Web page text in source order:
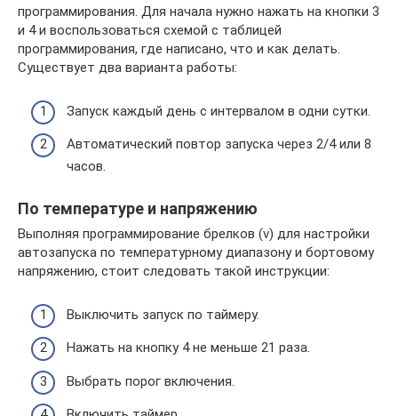
программирования. Для начала нужно нажать на кнопки 3
и 4 и воспользоваться схемой с таблицей
программирования, где написано, что и как делать.
Существует два варианта работы:
Запуск каждый день с интервалом в одни сутки.
Автоматический повтор запуска через 2/4 или 8
часов.
По температуре и напряжению
Выполняя программирование брелков (v) для настройки
автозапуска по температурному диапазону и бортовому
напряжению, стоит следовать такой инструкции:
Выключить запуск по таймеру.
Нажать на кнопку 4 не меньше 21 раза.
Выбрать порог включения.